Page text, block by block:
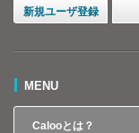
新規ユーザ登録
MENU
Calooとは？